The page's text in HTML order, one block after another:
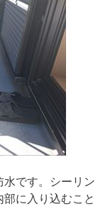
水です。シーリン
に入り込むこと